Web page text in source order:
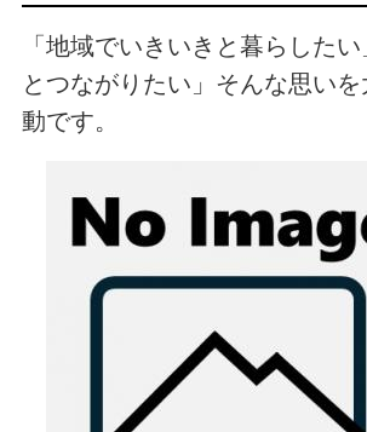
「地域でいきいきと暮らした
とつながりたい」そんな思い
動です。